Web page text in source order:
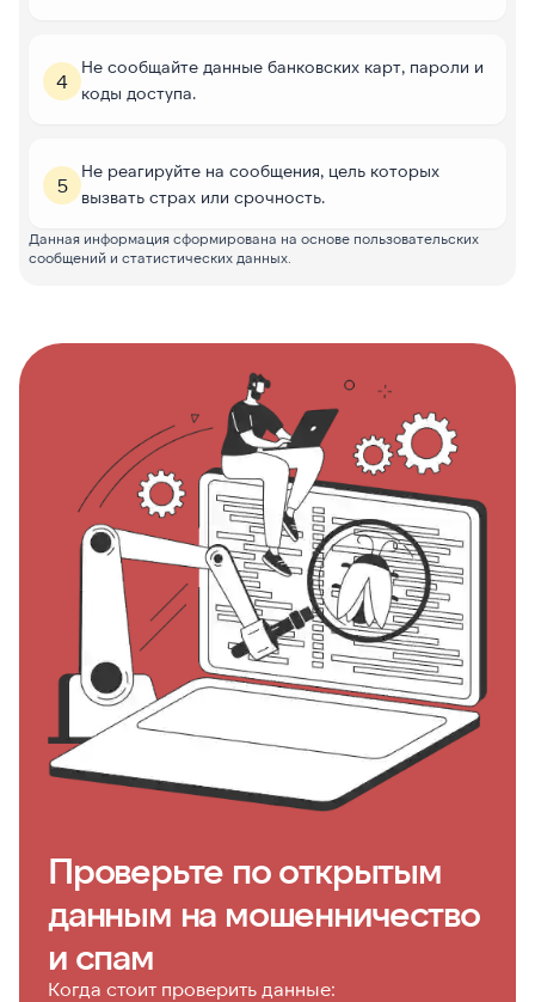
4
Не сообщайте данные банковских карт, пароли и
коды доступа.
5
Не реагируйте на сообщения, цель которых
вызвать страх или срочность.
Данная информация сформирована на основе пользовательских
сообщений и статистических данных.
Проверьте по открытым
данным на мошенничество
и спам
Когда стоит проверить данные: